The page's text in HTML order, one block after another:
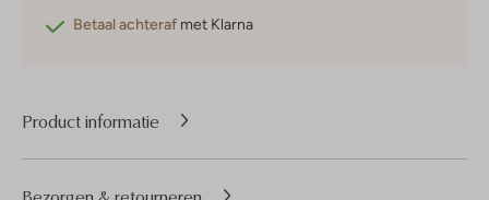
Betaal achteraf met Klarna
Product informatie